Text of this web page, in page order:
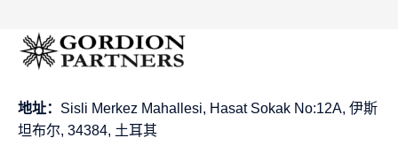
地址： Sisli Merkez Mahallesi, Hasat Sokak No:12A, 伊斯
坦布尔, 34384, 土耳其